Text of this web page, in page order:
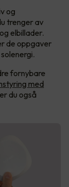
og
trenger av
elbillader.
de oppgaver
fornybare
med
du også